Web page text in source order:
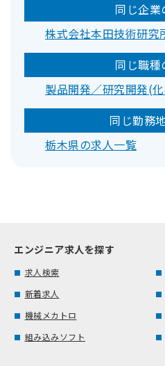
同じ企業
株式会社本田技術研究
同じ職種
製品開発／研究開発(
同じ勤務
栃木県の求人一覧
エンジニア求人を探す
求人検索
新着求人
機械メカトロ
組み込みソフト